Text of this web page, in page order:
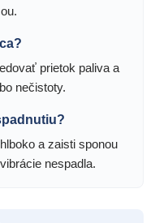
prietok paliva a
nečistoty.
a zaisti sponou
nespadla.